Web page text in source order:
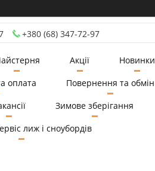
+380 (68) 347-72-97
Акції
Новинки
оплата
Повернення та обмін
Зимове зберігання
лиж і сноубордів